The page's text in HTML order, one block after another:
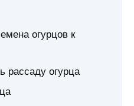
огурцов к
рассаду огурца